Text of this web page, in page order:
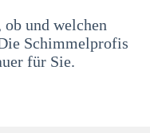
und welchen
Schimmelprofis
für Sie.